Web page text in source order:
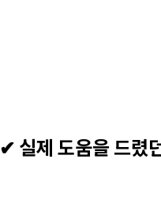
✔ 실제 도움을 드렸